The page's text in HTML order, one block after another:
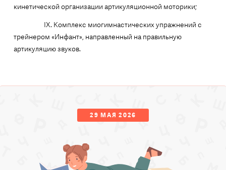
кинетической организации артикуляционной моторики;
IХ. Комплекс миогимнастических упражнений с
трейнером «Инфант», направленный на правильную
артикуляцию звуков.
29 МАЯ 2026